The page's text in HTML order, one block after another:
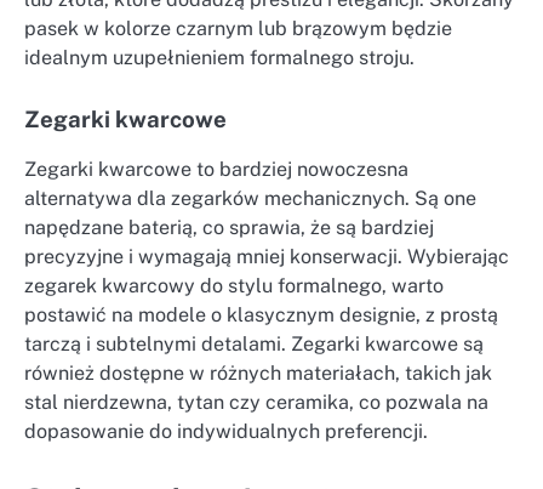
pasek w kolorze czarnym lub brązowym będzie
idealnym uzupełnieniem formalnego stroju.
Zegarki kwarcowe
Zegarki kwarcowe to bardziej nowoczesna
alternatywa dla zegarków mechanicznych. Są one
napędzane baterią, co sprawia, że są bardziej
precyzyjne i wymagają mniej konserwacji. Wybierając
zegarek kwarcowy do stylu formalnego, warto
postawić na modele o klasycznym designie, z prostą
tarczą i subtelnymi detalami. Zegarki kwarcowe są
również dostępne w różnych materiałach, takich jak
stal nierdzewna, tytan czy ceramika, co pozwala na
dopasowanie do indywidualnych preferencji.